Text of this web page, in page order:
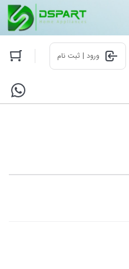
ورود | ثبت نام